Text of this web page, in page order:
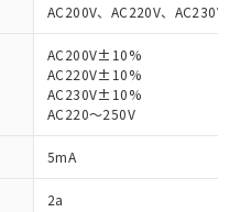
AC200V、AC220V、AC230V
AC200V±10%
AC220V±10%
AC230V±10%
AC220～250V
5mA
2a
指令（10物質）の
提供可能な商品で
（10物質）の非含
える予定のある